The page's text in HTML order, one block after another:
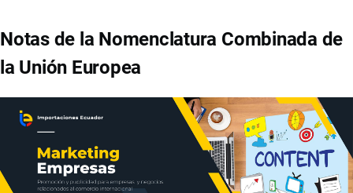
Notas de la Nomenclatura Combinada de
la Unión Europea